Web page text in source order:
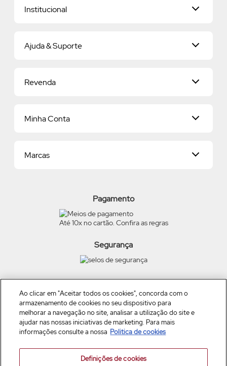
Institucional
Nossa História
Nossos Compromissos
Ajuda & Suporte
Seja uma revendedora
Política de Privacidade
Trocas e Devoluções
Carga Tributária
Scent Cards
Revenda
Quero ser Revendedor
Minha Conta
Meus endereços
Marcas
Quem Disse, Berenice?
Pagamento
Até 10x no cartão. Confira as regras
Segurança
Siga a empresa nas redes
Boticário Produto de Beleza Ltda
Ao clicar em "Aceitar todos os cookies", concorda com o
armazenamento de cookies no seu dispositivo para
melhorar a navegação no site, analisar a utilização do site e
ajudar nas nossas iniciativas de marketing. Para mais
informações consulte a nossa Politica de cookies
Definições de cookies